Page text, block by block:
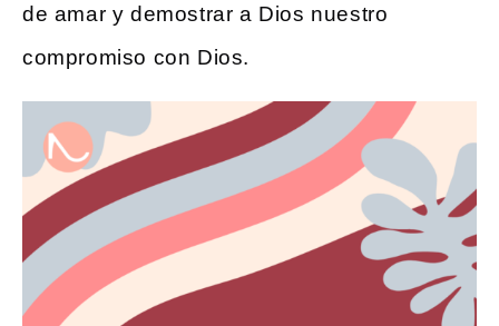
de amar y demostrar a Dios nuestro
compromiso con Dios.